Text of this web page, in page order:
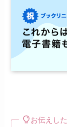
お伝えし